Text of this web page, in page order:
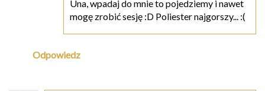
Una, wpadaj do mnie to pojedziemy i nawet
mogę zrobić sesję :D Poliester najgorszy... :(
Odpowiedz